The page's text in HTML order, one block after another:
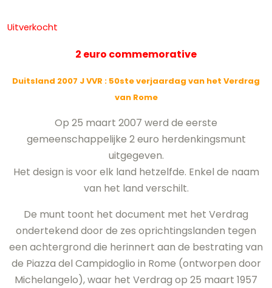
Uitverkocht
2 euro commemorative
Duitsland 2007 J VVR : 50ste verjaardag van het Verdrag
van Rome
Op 25 maart 2007 werd de eerste
gemeenschappelijke 2 euro herdenkingsmunt
uitgegeven.
Het design is voor elk land hetzelfde. Enkel de naam
van het land verschilt.
De munt toont het document met het Verdrag
ondertekend door de zes oprichtingslanden tegen
een achtergrond die herinnert aan de bestrating van
de Piazza del Campidoglio in Rome (ontworpen door
Michelangelo), waar het Verdrag op 25 maart 1957